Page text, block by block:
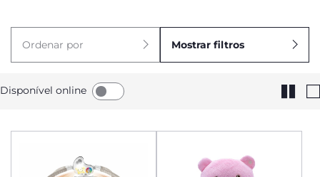
Ordenar por Mostrar filtros
Disponível online